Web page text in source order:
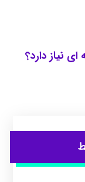
نیاز دارد؟